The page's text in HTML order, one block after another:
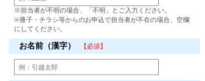
※担当者が不明の場合、「不明」とご入力ください。
※冊子・チラシ等からのお申込で担当者が不在の場合、空欄
にしてください。
お名前（漢字） 【必須】